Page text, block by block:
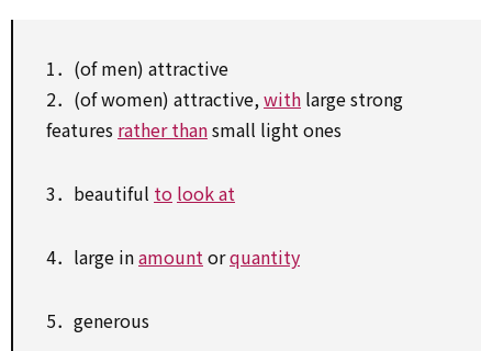
1．(of men) attractive
2．(of women) attractive,with large strong
features rather thansmall light ones
3．beautiful to look at
4．large inamountorquantity
5．generous